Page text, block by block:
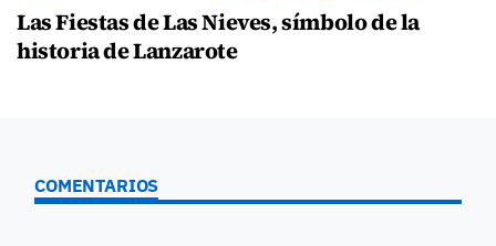
Las Fiestas de Las Nieves, símbolo de la
historia de Lanzarote
COMENTARIOS